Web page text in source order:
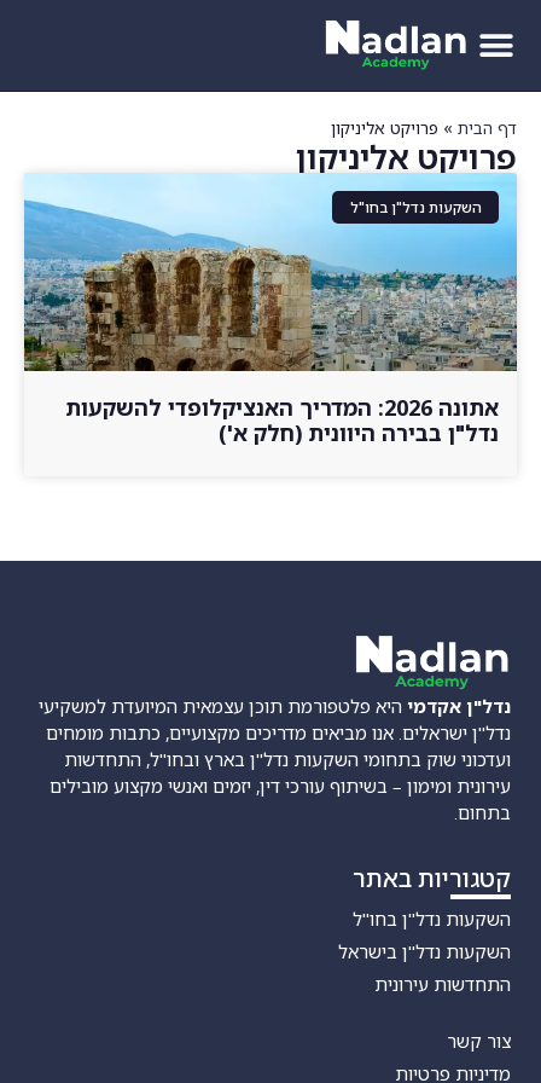
דף הבית » פרויקט אליניקון
פרויקט אליניקון
השקעות נדל"ן בחו"ל
אתונה 2026: המדריך האנציקלופדי להשקעות
נדל"ן בבירה היוונית (חלק א')
נדל"ן אקדמי היא פלטפורמת תוכן עצמאית המיועדת למשקיעי
נדל"ן ישראלים. אנו מביאים מדריכים מקצועיים, כתבות מומחים
ועדכוני שוק בתחומי השקעות נדל"ן בארץ ובחו"ל, התחדשות
עירונית ומימון – בשיתוף עורכי דין, יזמים ואנשי מקצוע מובילים
בתחום.
קטגוריות באתר
השקעות נדל"ן בחו"ל
השקעות נדל"ן בישראל
התחדשות עירונית
צור קשר
מדיניות פרטיות